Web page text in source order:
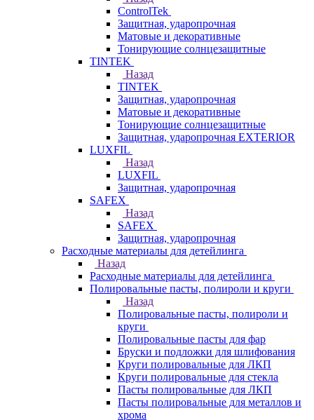
ControlTek
Защитная, ударопрочная
Матовые и декоративные
Тонирующие солнцезащитные
TINTEK
Назад
TINTEK
Защитная, ударопрочная
Матовые и декоративные
Тонирующие солнцезащитные
Защитная, ударопрочная EXTERIOR
LUXFIL
Назад
LUXFIL
Защитная, ударопрочная
SAFEX
Назад
SAFEX
Защитная, ударопрочная
Расходные материалы для детейлинга
Назад
Расходные материалы для детейлинга
Полировальные пасты, полироли и круги
Назад
Полировальные пасты, полироли и
круги
Полировальные пасты для фар
Бруски и подложки для шлифования
Круги полировальные для ЛКП
Круги полировальные для стекла
Пасты полировальные для ЛКП
Пасты полировальные для металлов и
хрома